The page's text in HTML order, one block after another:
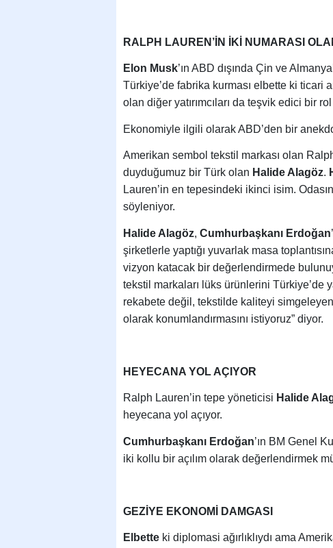
RALPH LAUREN’İN İKİ NUMARASI
Elon Musk’ın ABD dışında Çin ve
Türkiye’de fabrika kurması elbette ki ticari
olan diğer yatırımcıları da teşvik edici bir
Ekonomiyle ilgili olarak ABD’den bir
Amerikan sembol tekstil markası olan
duyduğumuz bir Türk olan Halide Alagöz.
Lauren’in en tepesindeki ikinci isim.
söyleniyor.
Halide Alagöz, Cumhurbaşkanı Erdoğan
şirketlerle yaptığı yuvarlak masa
vizyon katacak bir değerlendirmede
tekstil markaları lüks ürünlerini Türkiye’de
rekabete değil, tekstilde kaliteyi
olarak konumlandırmasını istiyoruz” diyor.
HEYECANA YOL AÇIYOR
Ralph Lauren’in tepe yöneticisi Halide
heyecana yol açıyor.
Cumhurbaşkanı Erdoğan’ın BM Genel
iki kollu bir açılım olarak değerlendirmek
GEZİYE EKONOMİ DAMGASI
Elbette ki diplomasi ağırlıklıydı ama